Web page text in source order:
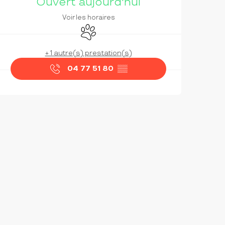
Voir les horaires
Animaux acceptés
+ 1 autre(s) prestation(s)
04 77 51 80 ▒▒